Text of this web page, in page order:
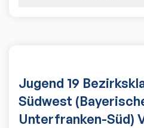
Jugend 19
Südwest
Unterfranken-Süd)